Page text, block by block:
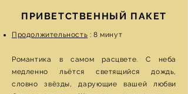
ПРИВЕТСТВЕННЫЙ ПАКЕТ
Продолжительность : 8 минут
Романтика в самом расцвете. С неба
медленно льётся светящийся дождь,
словно звёзды, дарующие вашей любви